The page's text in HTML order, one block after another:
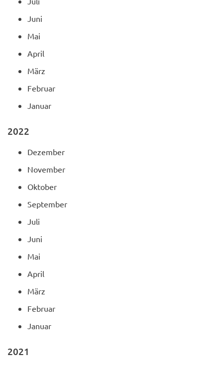
Juni
Mai
April
März
Februar
Januar
2022
Dezember
November
Oktober
September
Juli
Juni
Mai
April
März
Februar
Januar
2021